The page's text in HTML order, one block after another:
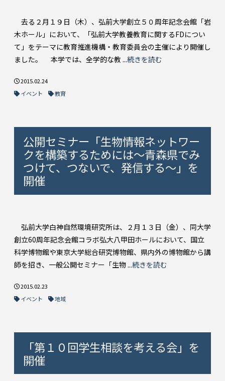
去る２月１９日（木）、弘前大学創立５０周年記念会館「岩
木ホール」において、「弘前大学教養教育に関するFDについ
て」をテーマに教育推進機構・教育委員会の主催により開催し
ました。 本学では、全学的な教 ...続きを読む
2015.02.24
イベント
教育
公開セミナー「生物情報ネットワー
クを構築するためには～青森県でみ
つけて、つないで、発信する～」を
開催
弘前大学白神自然環境研究所は、２月１３日（金）、同大学
創立60周年記念会館コラボ弘大八甲田ホールにおいて、国立
科学博物館や東京大学総合研究博物館、県内外の博物館から講
師を招き、一般公開セミナー「生物 ...続きを読む
2015.02.23
イベント
地域
「第１０回学生相談を考える会」を
開催